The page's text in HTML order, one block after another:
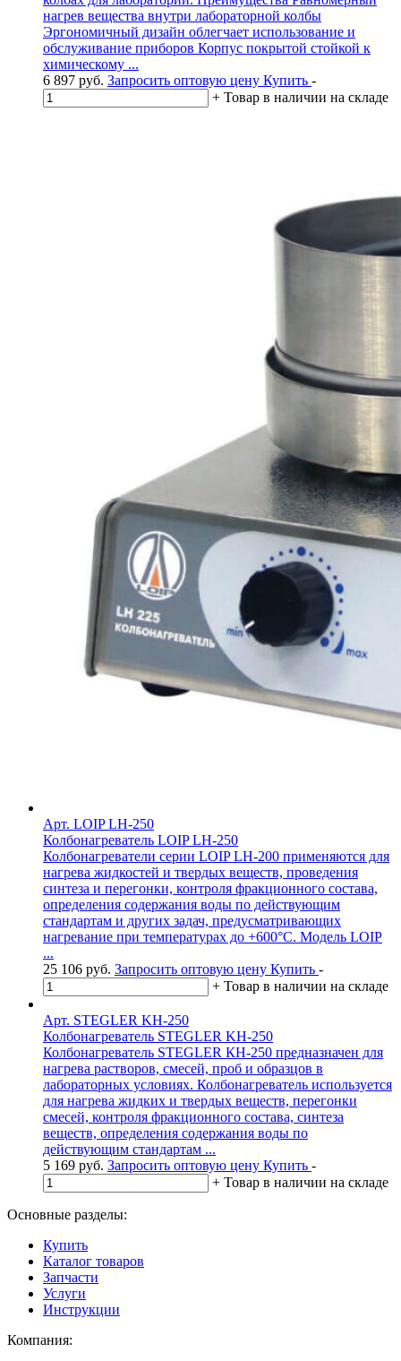
нагрев вещества внутри лабораторной колбы
Эргономичный дизайн облегчает использование и
обслуживание приборов Корпус покрытой стойкой к
химическому ...
6 897 руб. Запросить оптовую цену Купить -
+ Товар в наличии на складе
Арт. LOIP LH-250
Колбонагреватель LOIP LH-250
Колбонагреватели серии LOIP LH-200 применяются для
нагрева жидкостей и твердых веществ, проведения
синтеза и перегонки, контроля фракционного состава,
определения содержания воды по действующим
стандартам и других задач, предусматривающих
нагревание при температурах до +600°С. Модель LOIP
...
25 106 руб. Запросить оптовую цену Купить -
+ Товар в наличии на складе
Арт. STEGLER KH-250
Колбонагреватель STEGLER KH-250
Колбонагреватель STEGLER КН-250 предназначен для
нагрева растворов, смесей, проб и образцов в
лабораторных условиях. Колбонагреватель используется
для нагрева жидких и твердых веществ, перегонки
смесей, контроля фракционного состава, синтеза
веществ, определения содержания воды по
действующим стандартам ...
5 169 руб. Запросить оптовую цену Купить -
+ Товар в наличии на складе
Основные разделы:
Купить
Каталог товаров
Запчасти
Услуги
Инструкции
Компания: